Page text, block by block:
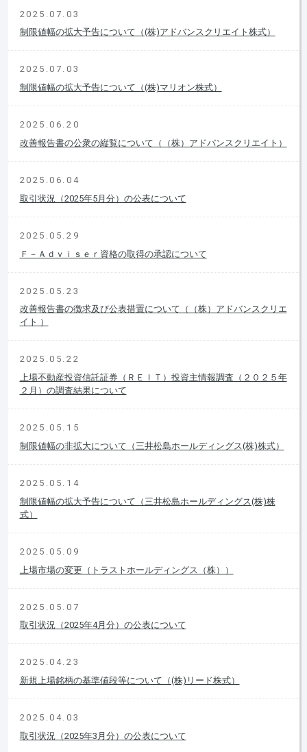
2025.07.03
制限値幅の拡大予告について（(株)アドバンスクリエイト株式）
2025.07.03
制限値幅の拡大予告について（(株)マリオン株式）
2025.06.20
改善報告書の公衆の縦覧について（（株）アドバンスクリエイト）
2025.06.04
取引状況（2025年5月分）の公表について
2025.05.29
Ｆ－Ａｄｖｉｓｅｒ資格の取得の承認について
2025.05.23
改善報告書の徴求及び公表措置について（（株）アドバンスクリエ
イト ）
2025.05.22
上場不動産投資信託証券（ＲＥＩＴ）投資主情報調査（２０２５年
２月）の調査結果について
2025.05.15
制限値幅の非拡大について（三井松島ホールディングス(株)株式）
2025.05.14
制限値幅の拡大予告について（三井松島ホールディングス(株)株
式）
2025.05.09
上場市場の変更（トラストホールディングス（株））
2025.05.07
取引状況（2025年4月分）の公表について
2025.04.23
新規上場銘柄の基準値段等について（(株)リード株式）
2025.04.03
取引状況（2025年3月分）の公表について